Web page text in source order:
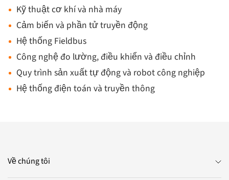
Kỹ thuật cơ khí và nhà máy
Cảm biến và phần tử truyền động
Hệ thống Fieldbus
Công nghệ đo lường, điều khiển và điều chỉnh
Quy trình sản xuất tự động và robot công nghiệp
Hệ thống điện toán và truyền thông
Về chúng tôi